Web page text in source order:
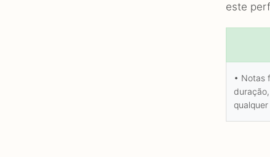
este
• Notas